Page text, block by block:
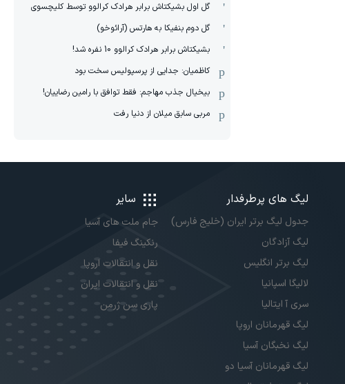
گل اول بشیکتاش برابر هرادک کرالوو توسط کلیچسوی
گل دوم بنفیکا به هارتس (آرائوخو)
بشیکتاش برابر هرادک کرالوو 10 نفره شد!
کاظمیان: جدایی از پرسپولیس سخت بود
بیخیال جذب مهاجم: فقط توافق با رامین رضاییان!
مربی سابق میلان از دنیا رفت
لیگ های پرطرفدار
جدول لیگ برتر ایران (خلیج فارس)
لیگ آزادگان
لیگ برتر انگلیس
لالیگا اسپانیا
سری آ ایتالیا
لیگ قهرمانان اروپا
لیگ نخبگان آسیا
لیگ قهرمانان آسیا دو
سایر
جام ملت های آسیا
رنکینگ فیفا
نقل و انتقالات اروپا
نقل و انتقالات ایران
پاری سن ژرمن